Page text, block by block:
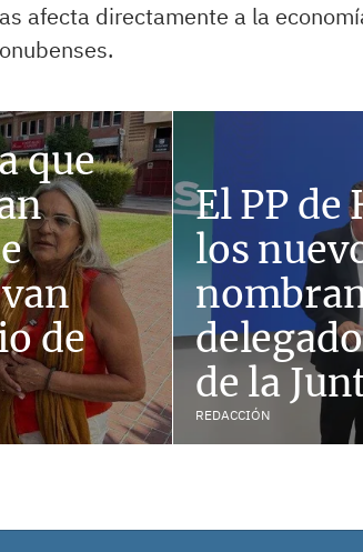
afecta directamente a la
que
de
El PP de
los
de la
REDACCIÓN